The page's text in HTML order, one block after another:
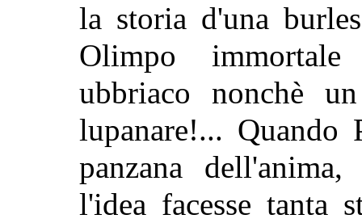
la storia d'una
Olimpo
ubbriaco nonchè
lupanare!...
panzana
l'idea facesse tanta